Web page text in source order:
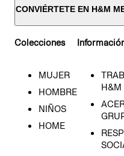
CONVIÉRTETE EN H&M
Colecciones
MUJER
HOMBRE
NIÑOS
HOME
H&M